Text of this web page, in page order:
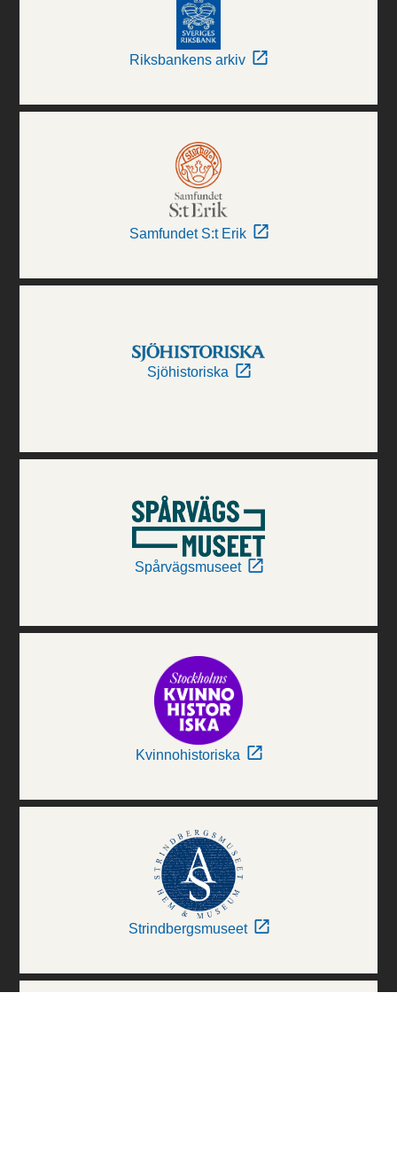
Riksbankens arkiv
Samfundet S:t Erik
Sjöhistoriska
Spårvägsmuseet
Kvinnohistoriska
Strindbergsmuseet